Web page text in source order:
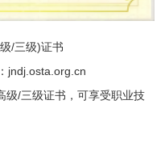
/三级)证书
jndj.osta.org.cn
级/三级证书，可享受职业技